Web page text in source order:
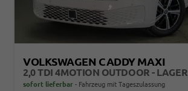
VOLKSWAGEN CADDY MAXI
2,0 TDI 4MOTION OUTDOOR - LAGER
sofort lieferbar Fahrzeug mit Tageszulassung